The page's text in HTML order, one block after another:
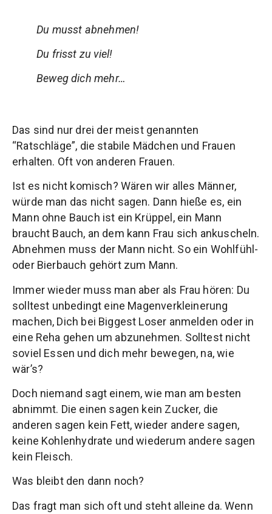
Du musst abnehmen!
Du frisst zu viel!
Beweg dich mehr…
Das sind nur drei der meist genannten
“Ratschläge”, die stabile Mädchen und Frauen
erhalten. Oft von anderen Frauen.
Ist es nicht komisch? Wären wir alles Männer,
würde man das nicht sagen. Dann hieße es, ein
Mann ohne Bauch ist ein Krüppel, ein Mann
braucht Bauch, an dem kann Frau sich ankuscheln.
Abnehmen muss der Mann nicht. So ein Wohlfühl-
oder Bierbauch gehört zum Mann.
Immer wieder muss man aber als Frau hören: Du
solltest unbedingt eine Magenverkleinerung
machen, Dich bei Biggest Loser anmelden oder in
eine Reha gehen um abzunehmen. Solltest nicht
soviel Essen und dich mehr bewegen, na, wie
wär’s?
Doch niemand sagt einem, wie man am besten
abnimmt. Die einen sagen kein Zucker, die
anderen sagen kein Fett, wieder andere sagen,
keine Kohlenhydrate und wiederum andere sagen
kein Fleisch.
Was bleibt den dann noch?
Das fragt man sich oft und steht alleine da. Wenn